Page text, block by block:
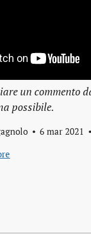
un commento
possibile.
6 mar 2021